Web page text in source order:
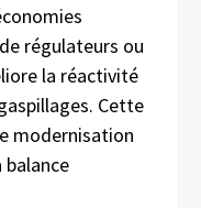
régulateurs ou
la réactivité
Cette
modernisation